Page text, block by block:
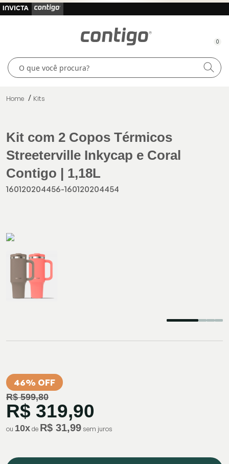
0
Home Kits
Kit com 2 Copos Térmicos
Streeterville Inkycap e Coral
Contigo | 1,18L
160120204456-160120204454
R$ 599,80
R$ 319,90
ou 10xde R$ 31,99
46% OFF